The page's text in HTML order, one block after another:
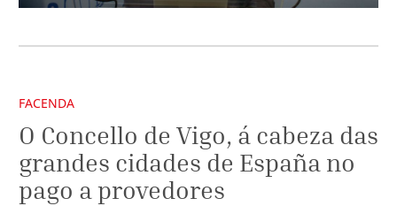
FACENDA
O Concello de Vigo, á cabeza das
grandes cidades de España no
pago a provedores